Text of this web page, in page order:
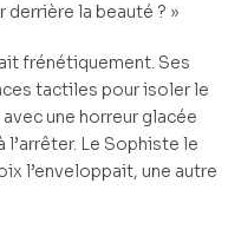
derrière la beauté ? »
frénétiquement. Ses
tactiles pour isoler le
une horreur glacée
l’arrêter. Le Sophiste le
l’enveloppait, une autre